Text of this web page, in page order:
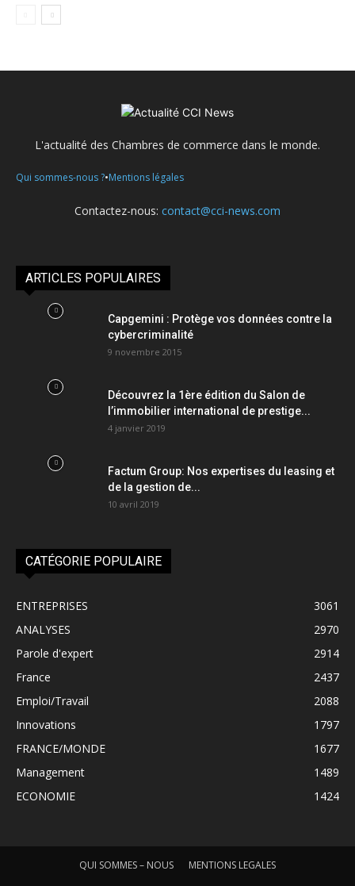
L'actualité des Chambres de commerce dans le monde.
Qui sommes-nous ?•Mentions légales
Contactez-nous: contact@cci-news.com
ARTICLES POPULAIRES
Capgemini : Protège vos données contre la
cybercriminalité
9 novembre 2015
Découvrez la 1ère édition du Salon de
l’immobilier international de prestige...
4 janvier 2019
Factum Group: Nos expertises du leasing et
de la gestion de...
10 avril 2019
CATÉGORIE POPULAIRE
ENTREPRISES
3061
ANALYSES
2970
Parole d'expert
2914
France
2437
Emploi/Travail
2088
Innovations
1797
FRANCE/MONDE
1677
Management
1489
ECONOMIE
1424
QUI SOMMES – NOUS MENTIONS LEGALES